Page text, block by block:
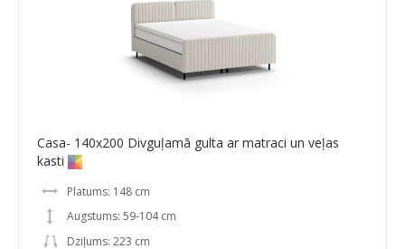
Casa- 140x200 Divguļamā gulta ar matraci un veļas
kasti
Platums: 148 cm
Augstums: 59-104 cm
Dziļums: 223 cm